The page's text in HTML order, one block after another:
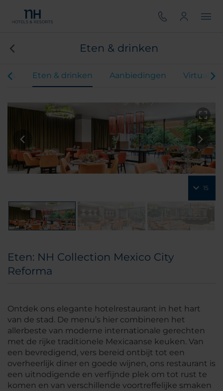
Eten & drinken
Eten & drinken Aanbiedingen Virtual
15
Eten: NH Collection Mexico City
Reforma
Ontdek ons elegante hotelrestaurant in het hart
van de stad. De menu’s hier combineren het
allerbeste van moderne internationale gerechten
met de rijke traditionele Mexicaanse keuken. Van
een bevredigend, vers bereid ontbijt tot een
overheerlijk diner en goede wijnen, ons restaurant is
een uitnodigende en verfijnde plek om tot rust te
komen en van verschillende voortreffelijke smaken